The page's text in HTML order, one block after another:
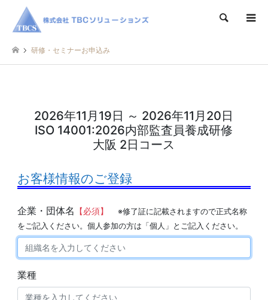
検索
研修・セミナーお申込み
2026年11月19日 ～ 2026年11月20日
ISO 14001:2026内部監査員養成研修
大阪 2日コース
お客様情報のご登録
企業・団体名 【必須】
※修了証に記載されますので正式名称
をご記入ください。個人参加の方は「個人」とご記入ください。
業種